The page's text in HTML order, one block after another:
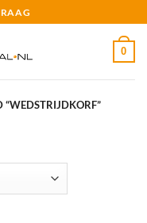
0
“WEDSTRIJDKORF”